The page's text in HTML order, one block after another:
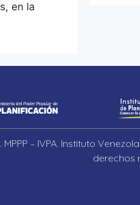
en la
MPPP – IVPA. Instituto
derechos